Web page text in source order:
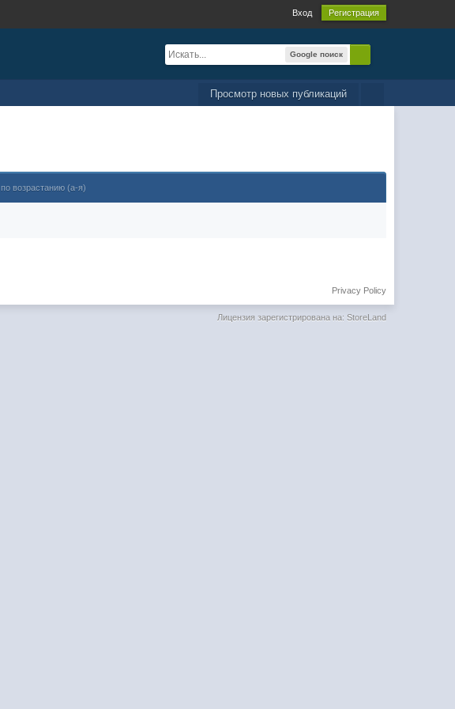
Вход Регистрация
Google поиск
Просмотр новых публикаций
по возрастанию (а-я)
Privacy Policy
Лицензия зарегистрирована на: StoreLand